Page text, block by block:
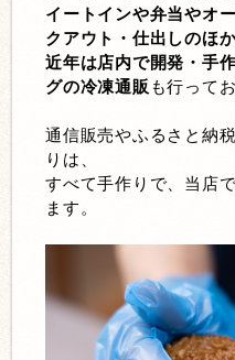
イートインや弁当やオ
クアウト・仕出しのほか
近年は店内で開発・手
グの冷凍通販 も行って
通信販売やふるさと納
りは、
すべて手作りで、当店
ます。